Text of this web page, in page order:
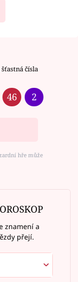
šťastná čísla
46 2
hře může
znamení a
přejí.